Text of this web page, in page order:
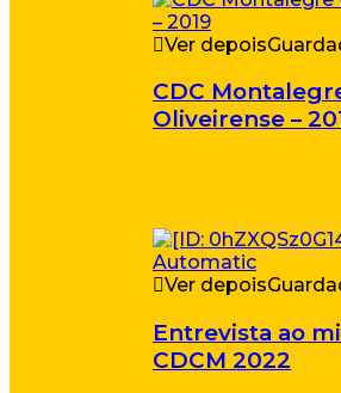
Ver depois
CDC
Oliveirense –
Ver depois
Entrevista ao
CDCM 2022